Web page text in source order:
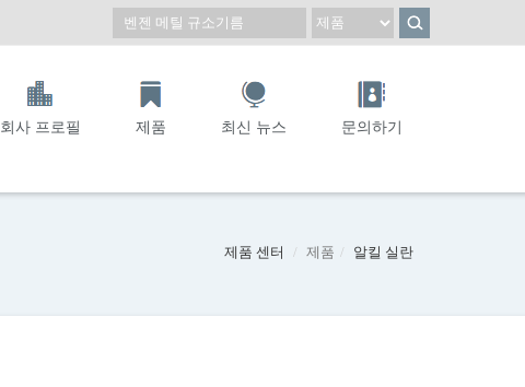
회사 프로필 제품 최신 뉴스 문의하기
제품 센터 제품 알킬 실란